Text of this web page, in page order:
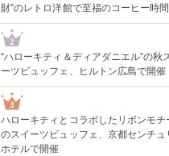
財”のレトロ洋館で至福のコーヒー時間
2
“ハローキティ＆ディアダニエル”の秋
ーツビュッフェ、ヒルトン広島で開催
3
ハローキティとコラボしたリボンモチ
のスイーツビュッフェ、京都センチュ
ホテルで開催